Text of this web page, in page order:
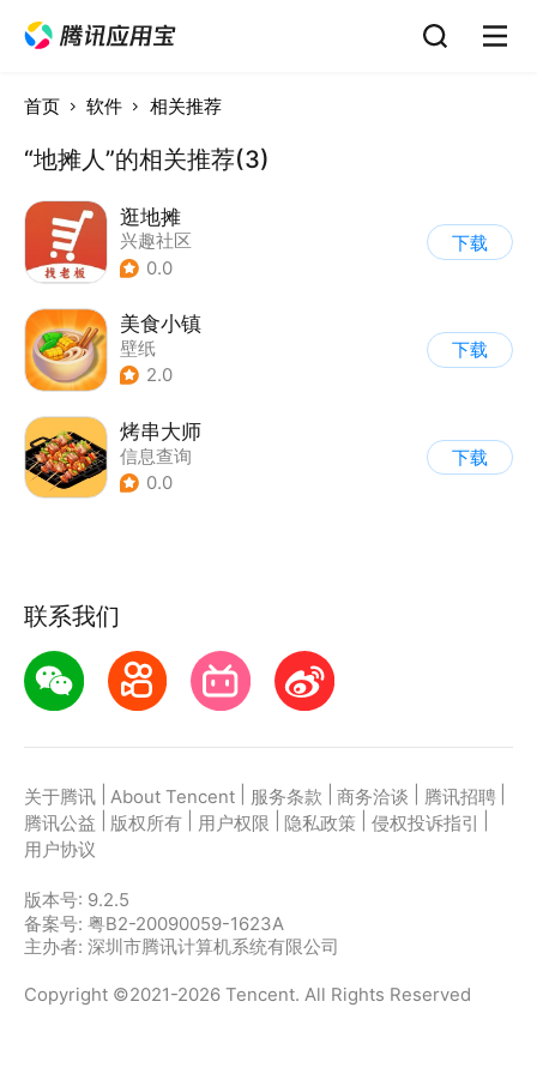
首页 软件 相关推荐
“地摊人”的相关推荐(3)
逛地摊
兴趣社区
0.0
下载
美食小镇
壁纸
2.0
下载
烤串大师
信息查询
0.0
下载
联系我们
关于腾讯 About Tencent 服务条款 商务洽谈 腾讯招聘
腾讯公益
版权所有 用户权限 隐私政策 侵权投诉指引
用户协议
版本号: 9.2.5
备案号: 粤B2-20090059-1623A
主办者: 深圳市腾讯计算机系统有限公司
Copyright ©2021-2026 Tencent. All Rights Reserved